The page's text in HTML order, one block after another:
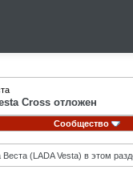
Cross отложен
Сообщество
(LADA Vesta) в этом